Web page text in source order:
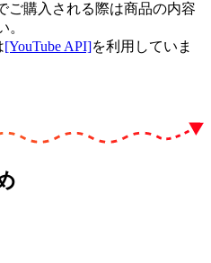
ご購入される際は商品の内容
。
[YouTube API]を利用していま